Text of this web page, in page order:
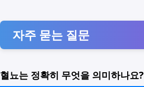
자주 묻는 질문
혈뇨는 정확히 무엇을 의미하나요?